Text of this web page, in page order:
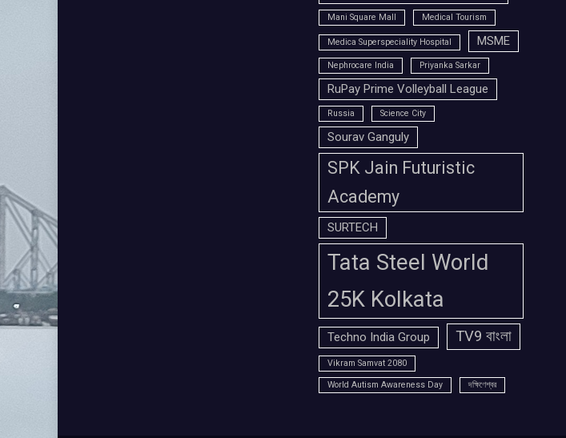
Mani Square Mall Medical Tourism
Medica Superspeciality Hospital MSME
Nephrocare India Priyanka Sarkar
RuPay Prime Volleyball League
Russia Science City
Sourav Ganguly
SPK Jain Futuristic
Academy
SURTECH
Tata Steel World
25K Kolkata
Techno India Group TV9 বাংলা
Vikram Samvat 2080
World Autism Awareness Day দক্ষিণেশ্বর